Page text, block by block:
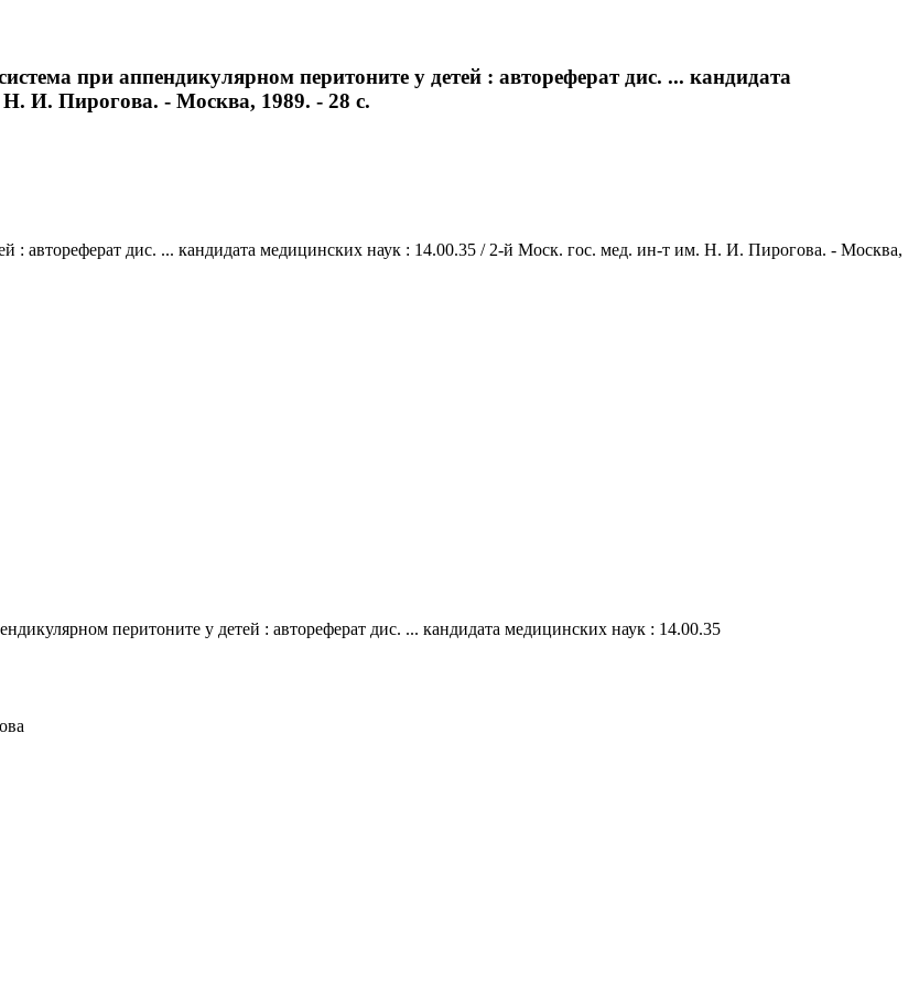
при аппендикулярном перитоните у детей : автореферат дис. ... кандидата
И. Пирогова. - Москва, 1989. - 28 с.
: автореферат дис. ... кандидата медицинских наук : 14.00.35 / 2-й Моск. гос. мед. ин-т им. Н. И. Пирогова. - Москва,
перитоните у детей : автореферат дис. ... кандидата медицинских наук : 14.00.35